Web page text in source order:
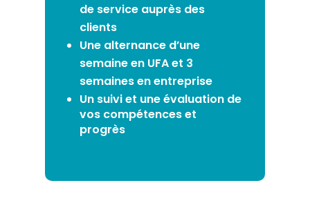
de service auprès des
clients
Une alternance d’une
semaine en UFA et 3
semaines en entreprise
Un suivi et une évaluation de
vos compétences et
progrès